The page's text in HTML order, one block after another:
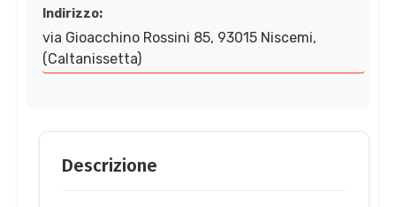
Indirizzo:
via Gioacchino Rossini 85, 93015 Niscemi,
(Caltanissetta)
Descrizione